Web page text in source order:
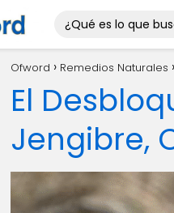
Ofword Remedios Naturales
El
Jengibre,